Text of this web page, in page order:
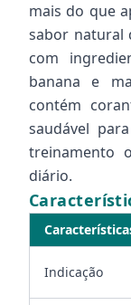
mais do que
sabor natural
com
banana e
contém
saudável
treinamento
diário.
Indicação